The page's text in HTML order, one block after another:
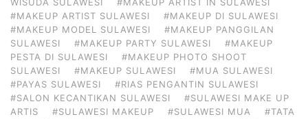
WISUDA SULAWESI
#MAKEUP ARTIST IN SULAWESI
#MAKEUP ARTIST SULAWESI
#MAKEUP DI SULAWESI
#MAKEUP MODEL SULAWESI
#MAKEUP PANGGILAN
SULAWESI
#MAKEUP PARTY SULAWESI
#MAKEUP
PESTA DI SULAWESI
#MAKEUP PHOTO SHOOT
SULAWESI
#MAKEUP SULAWESI
#MUA SULAWESI
#PAYAS SULAWESI
#RIAS PENGANTIN SULAWESI
#SALON KECANTIKAN SULAWESI
#SULAWESI MAKE UP
ARTIS
#SULAWESI MAKEUP #SULAWESI MUA
#TATA